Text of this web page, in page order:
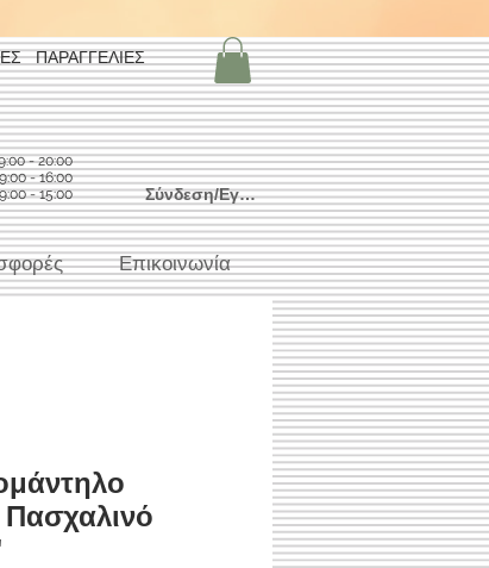
ΠΑΡΑΓΓΕΛΙΕΣ
- 20:00
- 16:00
- 15:00
Σύνδεση/Εγγραφή
Επικοινωνία